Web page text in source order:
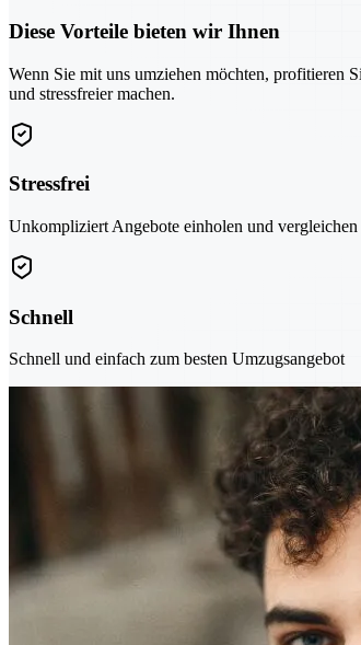
Diese Vorteile bieten wir Ihnen
Wenn Sie mit uns umziehen möchten, profitieren
und stressfreier machen.
Stressfrei
Unkompliziert Angebote einholen und vergleichen
Schnell
Schnell und einfach zum besten Umzugsangebot